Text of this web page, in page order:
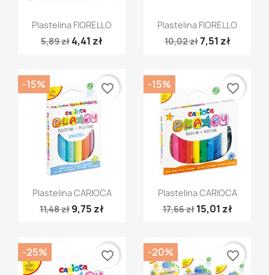
Szybki podgląd
Plastelina FIORELLO
5,89 zł4,41 zł
Szybki podgląd
Plastelina FIORELLO
10,02 zł7,51 zł
Szybki podgląd
Plastelina CARIOCA
11,48 zł 9,75 zł
-15% favorite_border
Szybki podgląd
Plastelina CARIOCA
17,66 zł 15,01 zł
-15% favorite_border
-25% favorite_border -20% favorite_border